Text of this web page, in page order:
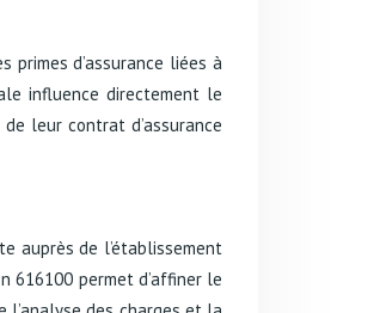
d’assurance liées à
influence directement le
leur contrat d’assurance
auprès de l’établissement
616100 permet d’affiner le